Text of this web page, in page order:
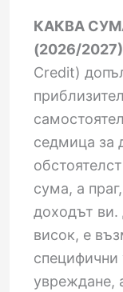
КАКВА
(2026/
Credit)
седмица за
сума, а
доходът
висок, е
специфични
увреждане,